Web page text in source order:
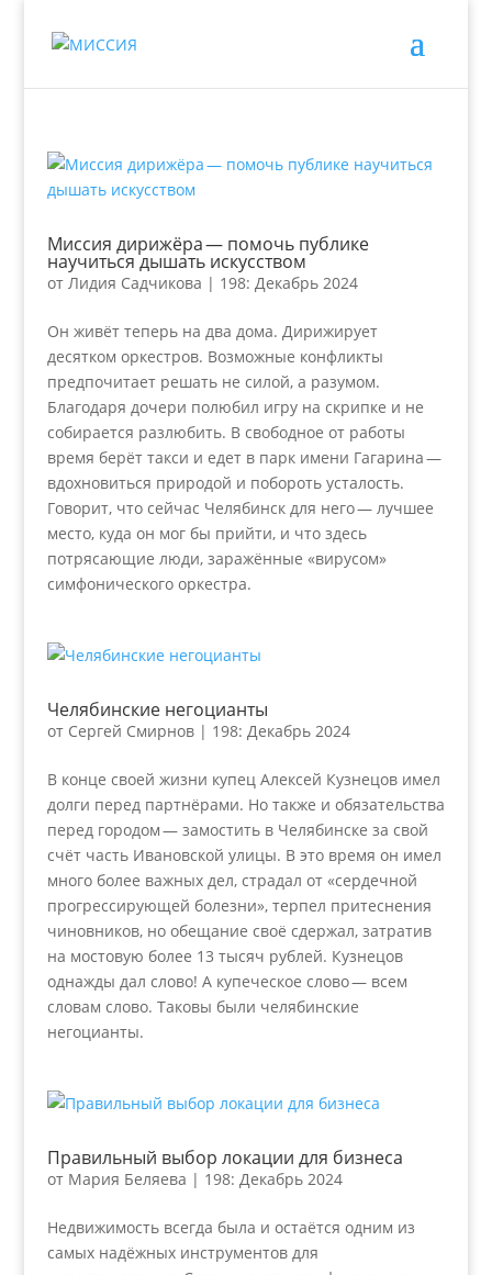
Миссия дирижёра — помочь публике
научиться дышать искусством
от Лидия Садчикова | 198: Декабрь 2024
Он живёт теперь на два дома. Дирижирует
десятком оркестров. Возможные конфликты
предпочитает решать не силой, а разумом.
Благодаря дочери полюбил игру на скрипке и не
собирается разлюбить. В свободное от работы
время берёт такси и едет в парк имени Гагарина —
вдохновиться природой и побороть усталость.
Говорит, что сейчас Челябинск для него — лучшее
место, куда он мог бы прийти, и что здесь
потрясающие люди, заражённые «вирусом»
симфонического оркестра.
Челябинские негоцианты
от Сергей Смирнов| 198: Декабрь 2024
В конце своей жизни купец Алексей Кузнецов имел
долги перед партнёрами. Но также и обязательства
перед городом — замостить в Челябинске за свой
счёт часть Ивановской улицы. В это время он имел
много более важных дел, страдал от «сердечной
прогрессирующей болезни», терпел притеснения
чиновников, но обещание своё сдержал, затратив
на мостовую более 13 тысяч рублей. Кузнецов
однажды дал слово! А купеческое слово — всем
словам слово. Таковы были челябинские
негоцианты.
Правильный выбор локации для бизнеса
от Мария Беляева | 198: Декабрь 2024
Недвижимость всегда была и остаётся одним из
самых надёжных инструментов для